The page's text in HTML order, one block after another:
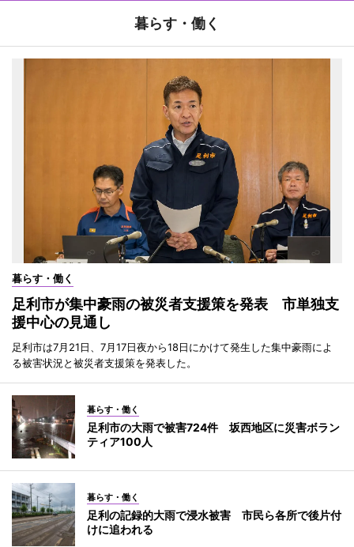
暮らす・働く
暮らす・働く
足利市が集中豪雨の被災者支援策を発表 市単独支
援中心の見通し
足利市は7月21日、7月17日夜から18日にかけて発生した集中豪雨によ
る被害状況と被災者支援策を発表した。
暮らす・働く
足利市の大雨で被害724件 坂西地区に災害ボラン
ティア100人
暮らす・働く
足利の記録的大雨で浸水被害 市民ら各所で後片付
けに追われる